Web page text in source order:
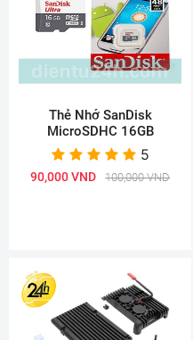
Thẻ Nhớ SanDisk
MicroSDHC 16GB
5
90,000 VND 100,000 VND